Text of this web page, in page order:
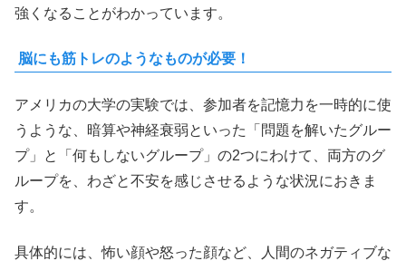
強くなることがわかっています。
脳にも筋トレのようなものが必要！
アメリカの大学の実験では、参加者を記憶力を一時的に使
うような、暗算や神経衰弱といった「問題を解いたグルー
プ」と「何もしないグループ」の2つにわけて、両方のグ
ループを、わざと不安を感じさせるような状況におきま
す。
具体的には、怖い顔や怒った顔など、人間のネガティブな